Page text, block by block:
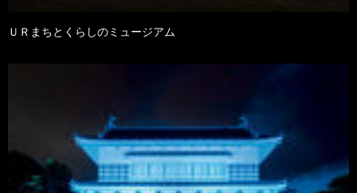
ＵＲまちとくらしのミュージアム